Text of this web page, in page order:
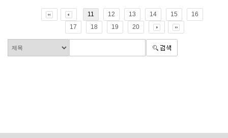
11 12 13 14 15
16
17
18 19 20